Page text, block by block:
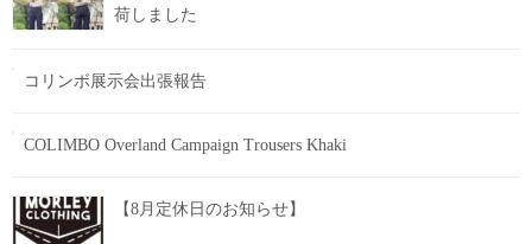
荷しました
コリンボ展示会出張報告
COLIMBO Overland Campaign Trousers Khaki
【8月定休日のお知らせ】